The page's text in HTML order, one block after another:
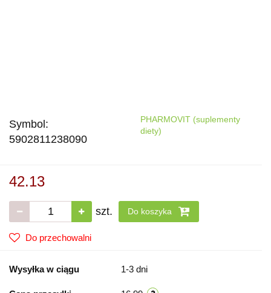
Symbol:
5902811238090
PHARMOVIT (suplementy
diety)
42.13
szt. Do koszyka
Do przechowalni
Wysyłka w ciągu 1-3 dni